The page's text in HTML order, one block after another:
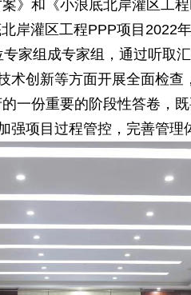
》和《小浪底北岸灌区工
岸灌区工程PPP项目2022
家组成专家组，通过听取
创新等方面开展全面检查
一份重要的阶段性答卷，
项目过程管控，完善管理